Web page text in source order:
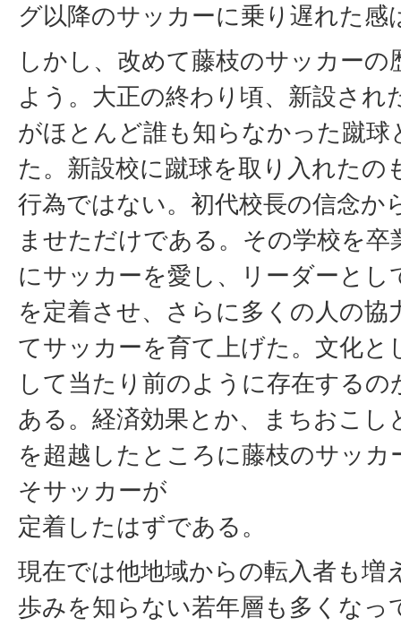
グ以降のサッカーに乗り遅れた感
しかし、改めて藤枝のサッカー
よう。大正の終わり頃、新設され
がほとんど誰も知らなかった蹴球
た。新設校に蹴球を取り入れたの
行為ではない。初代校長の信念か
ませただけである。その学校を
にサッカーを愛し、リーダーと
を定着させ、さらに多くの人の協
てサッカーを育て上げた。文化と
して当たり前のように存在する
ある。経済効果とか、まちおこし
を超越したところに藤枝のサッ
そサッカーが
定着したはずである。
現在では他地域からの転入者も増
歩みを知らない若年層も多くなっ